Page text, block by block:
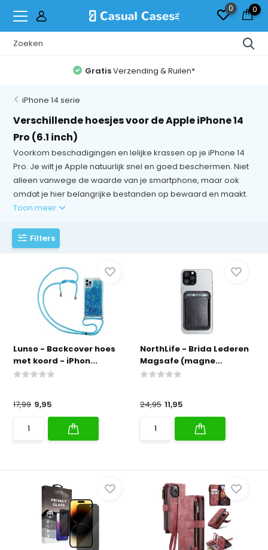
0 0
Vandaag op de post voor 17:00
iPhone 14 serie
Verschillende hoesjes voor de Apple iPhone 14
Pro (6.1 inch)
Voorkom beschadigingen en lelijke krassen op je iPhone 14
Pro. Je wilt je Apple natuurlijk snel en goed beschermen. Niet
alleen vanwege de waarde van je smartphone, maar ook
omdat je hier belangrijke bestanden op bewaard en maakt.
Toon meer
Filters
Lunso - Backcover hoes
met koord - iPhon...
17,99 9,95
NorthLife - Brida Lederen
Magsafe (magne...
24,95 11,95